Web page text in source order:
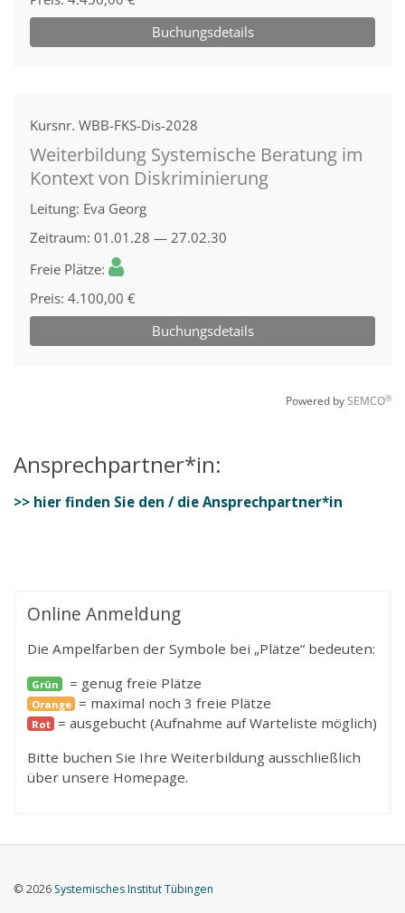
Ansprechpartner*in:
>> hier finden Sie den / die Ansprechpartner*in
Online Anmeldung
Die Ampelfarben der Symbole bei „Plätze“ bedeuten:
Grün = genug freie Plätze
Orange = maximal noch 3 freie Plätze
Rot = ausgebucht (Aufnahme auf Warteliste möglich)
Bitte buchen Sie Ihre Weiterbildung ausschließlich
über unsere Homepage.
© 2026 Systemisches Institut Tübingen